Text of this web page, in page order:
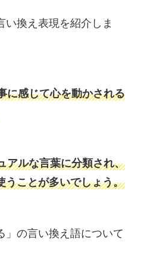
い換え表現を紹介しま
に感じて心を動かされる
アルな言葉に分類され、
うことが多いでしょう。
」の言い換え語について